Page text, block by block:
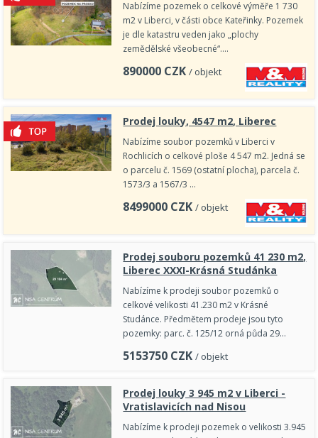
Nabízíme pozemek o celkové výměře 1 730
m2 v Liberci, v části obce Kateřinky. Pozemek
je dle katastru veden jako „plochy
zemědělské všeobecné“.…
890000 CZK / objekt
Prodej louky, 4547 m2, Liberec
Nabízíme soubor pozemků v Liberci v
Rochlicích o celkové ploše 4 547 m2. Jedná se
o parcelu č. 1569 (ostatní plocha), parcela č.
1573/3 a 1567/3 …
8499000 CZK / objekt
Prodej souboru pozemků 41 230 m2,
Liberec XXXI-Krásná Studánka
Nabízíme k prodeji soubor pozemků o
celkové velikosti 41.230 m2 v Krásné
Studánce. Předmětem prodeje jsou tyto
pozemky: parc. č. 125/12 orná půda 29…
5153750 CZK / objekt
Prodej louky 3 945 m2 v Liberci -
Vratislavicích nad Nisou
Nabízíme k prodeji pozemek o velikosti 3.945